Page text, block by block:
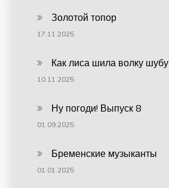
Золотой топор
17.11.2025
Как лиса шила волку шубу
10.11.2025
Ну погоди! Выпуск 8
01.09.2025
Бременские музыканты
01.01.2025